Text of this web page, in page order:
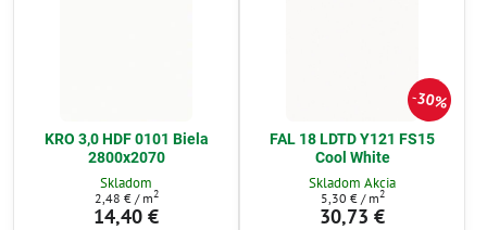
KRO 3,0 HDF 0101 Biela
2800x2070
Skladom
14,40 €
2,48 € / m2
30%
FAL 18 LDTD Y121 FS15
Cool White
Skladom Akcia
30,73 €
5,30 € / m2